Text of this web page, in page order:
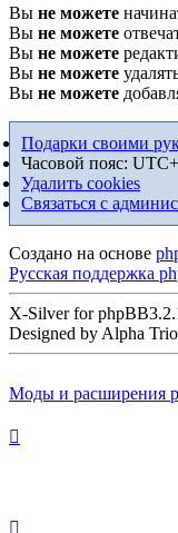
Вы не можете
Вы не можете
Вы не можете
Вы не можете
Вы не можете
Подарки своими
Часовой пояс:
Удалить cookies
Связаться с
Создано на основе
Русская поддержка
X-Silver for
Designed by Alpha
Моды и расширения